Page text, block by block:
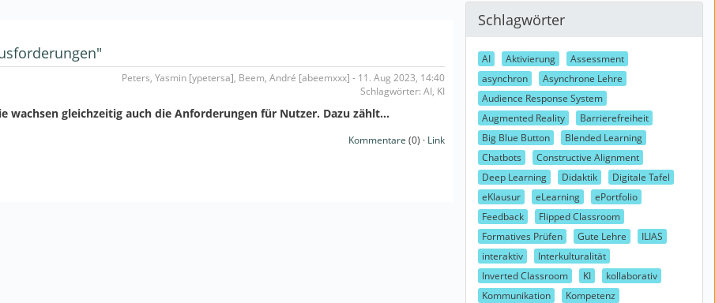
Peters, Yasmin [ypetersa], Beem, André [abeemxxx] - 11. Aug 2023, 14:40
Schlagwörter: AI, KI
wachsen gleichzeitig auch die Anforderungen für Nutzer. Dazu zählt…
Kommentare (0) · Link
Schlagwörter
AI Aktivierung
Assessment
asynchron
Asynchrone Lehre
Audience Response System
Augmented Reality
Barrierefreiheit
Big Blue Button
Blended Learning
Chatbots
Constructive Alignment
Deep Learning
Didaktik
Digitale Tafel
eKlausur
eLearning
ePortfolio
Feedback
Flipped Classroom
Formatives Prüfen
Gute Lehre
ILIAS
interaktiv
Interkulturalität
Inverted Classroom
KI
kollaborativ
Kommunikation
Kompetenz